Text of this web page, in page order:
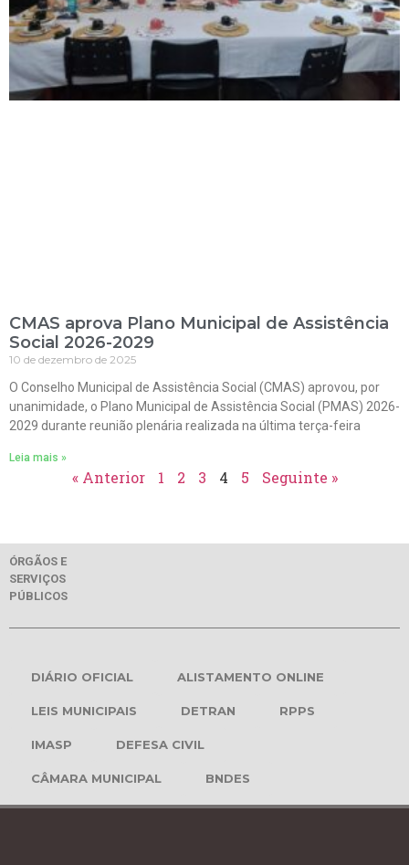
CMAS aprova Plano Municipal de Assistência
Social 2026-2029
10 de dezembro de 2025
O Conselho Municipal de Assistência Social (CMAS) aprovou, por
unanimidade, o Plano Municipal de Assistência Social (PMAS) 2026-
2029 durante reunião plenária realizada na última terça-feira
Leia mais »
« Anterior 1 2 3 4 5 Seguinte »
ÓRGÃOS E
SERVIÇOS
PÚBLICOS
DIÁRIO OFICIAL ALISTAMENTO ONLINE
LEIS MUNICIPAIS DETRAN RPPS
IMASP DEFESA CIVIL
CÂMARA MUNICIPAL BNDES